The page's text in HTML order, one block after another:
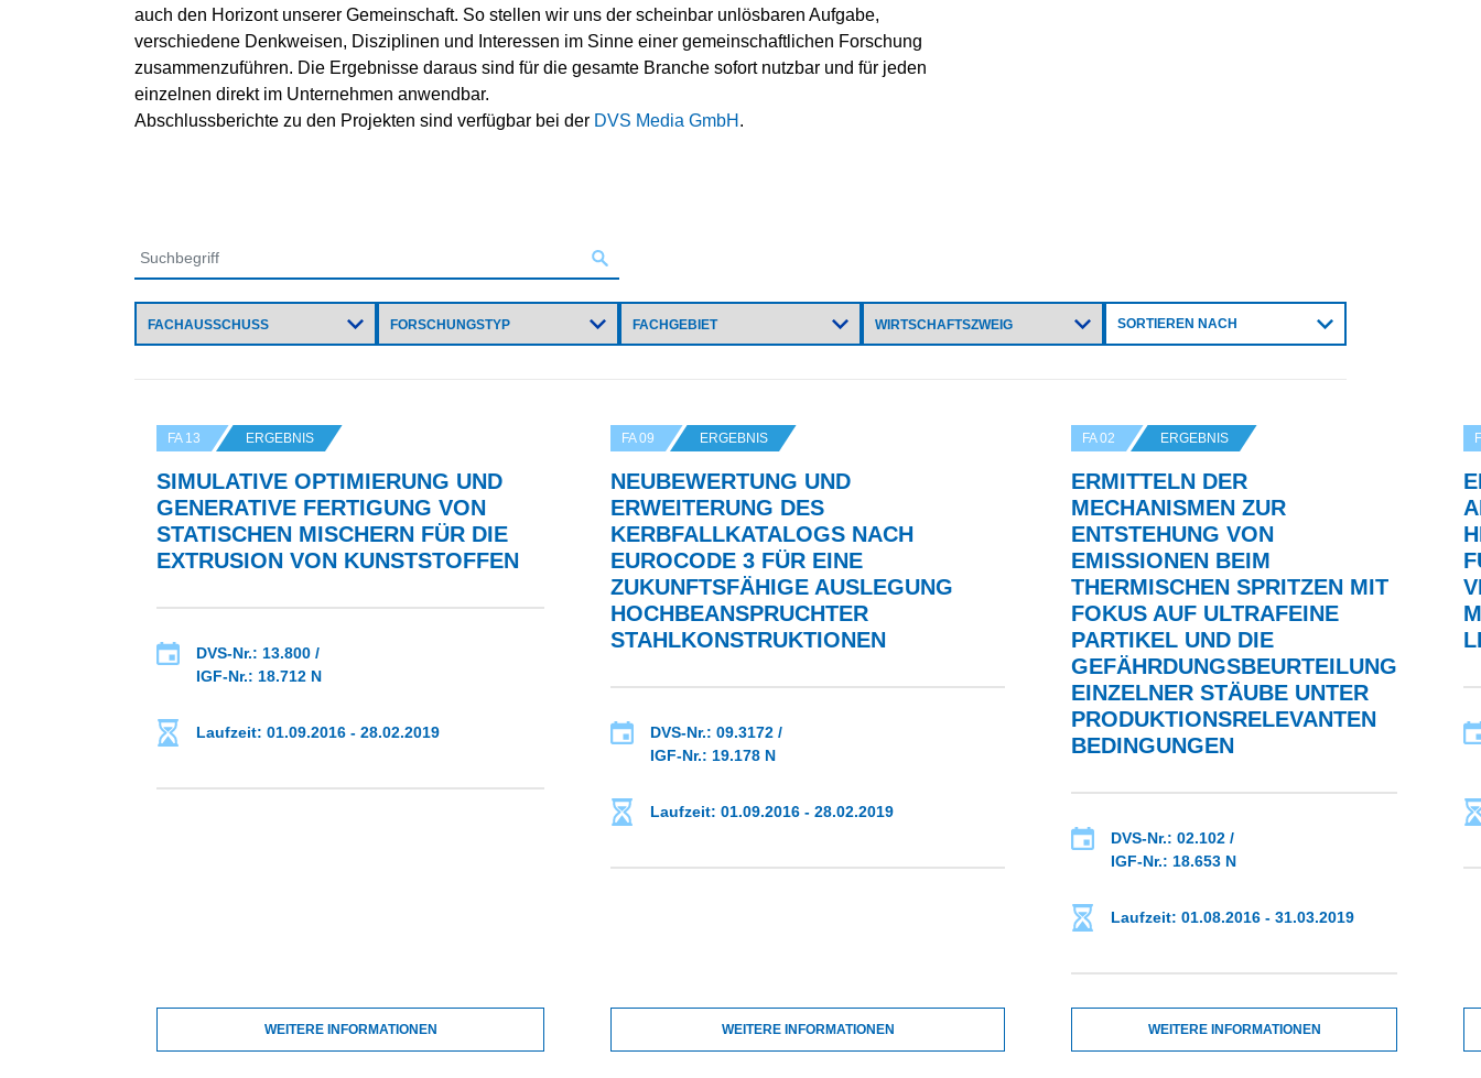
auch den Horizont unserer Gemeinschaft. So stellen wir uns der scheinbar unlösbaren Aufgabe,
verschiedene Denkweisen, Disziplinen und Interessen im Sinne einer gemeinschaftlichen Forschung
zusammenzuführen. Die Ergebnisse daraus sind für die gesamte Branche sofort nutzbar und für jeden
einzelnen direkt im Unternehmen anwendbar.
Abschlussberichte zu den Projekten sind verfügbar bei der DVS Media GmbH .
SORTIEREN NACH
FA 13 ERGEBNIS
SIMULATIVE OPTIMIERUNG UND
GENERATIVE FERTIGUNG VON
STATISCHEN MISCHERN FÜR DIE
EXTRUSION VON KUNSTSTOFFEN
DVS-Nr.: 13.800 /
IGF-Nr.: 18.712 N
Laufzeit: 01.09.2016 - 28.02.2019
WEITERE INFORMATIONEN
FA 09 ERGEBNIS
NEUBEWERTUNG UND
ERWEITERUNG DES
KERBFALLKATALOGS NACH
EUROCODE 3 FÜR EINE
ZUKUNFTSFÄHIGE AUSLEGUNG
HOCHBEANSPRUCHTER
STAHLKONSTRUKTIONEN
DVS-Nr.: 09.3172 /
IGF-Nr.: 19.178 N
Laufzeit: 01.09.2016 - 28.02.2019
WEITERE INFORMATIONEN
FA 02 ERGEBNIS
ERMITTELN DER
MECHANISMEN ZUR
ENTSTEHUNG VON
EMISSIONEN BEIM
THERMISCHEN SPRITZEN MIT
FOKUS AUF ULTRAFEINE
PARTIKEL UND DIE
GEFÄHRDUNGSBEURTEILUNG
EINZELNER STÄUBE UNTER
PRODUKTIONSRELEVANTEN
BEDINGUNGEN
DVS-Nr.: 02.102 /
IGF-Nr.: 18.653 N
Laufzeit: 01.08.2016 - 31.03.2019
WEITERE INFORMATIONEN